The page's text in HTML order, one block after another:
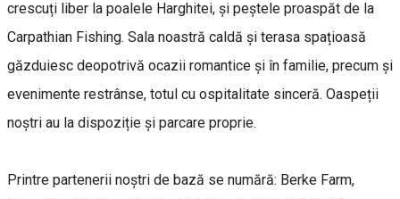
crescuți liber la poalele Harghitei, și peștele proaspăt de la
Carpathian Fishing. Sala noastră caldă și terasa spațioasă
găzduiesc deopotrivă ocazii romantice și în familie, precum și
evenimente restrânse, totul cu ospitalitate sinceră. Oaspeții
noștri au la dispoziție și parcare proprie.
Printre partenerii noștri de bază se numără: Berke Farm,